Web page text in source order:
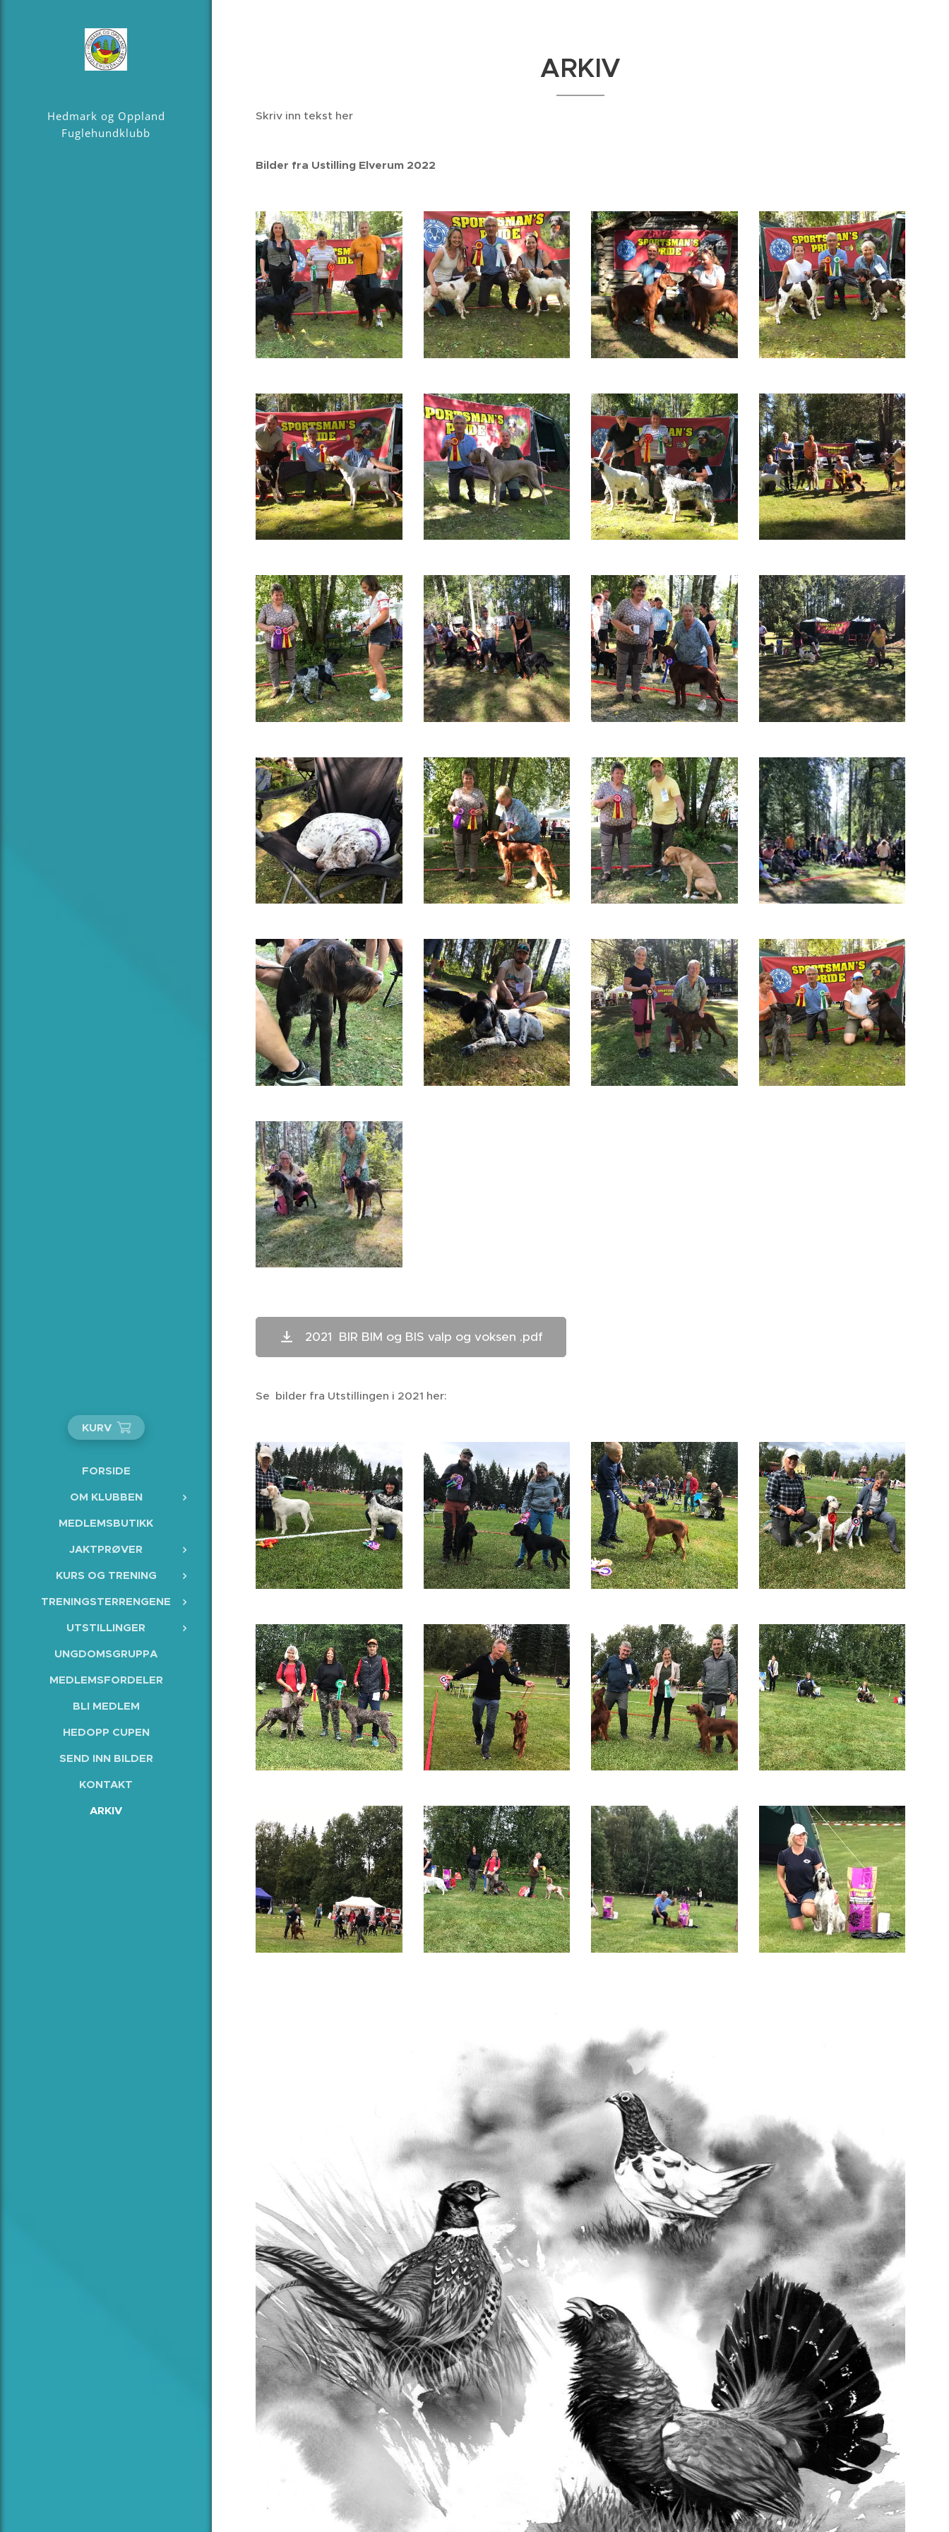
Hedmark og Oppland
Fuglehundklubb
KURV
FORSIDE
OM KLUBBEN
MEDLEMSBUTIKK
JAKTPRØVER
KURS OG TRENING
TRENINGSTERRENGENE
UTSTILLINGER
UNGDOMSGRUPPA
MEDLEMSFORDELER
BLI MEDLEM
HEDOPP CUPEN
SEND INN BILDER
KONTAKT
ARKIV
ARKIV
Skriv inn tekst her
Bilder fra Ustilling Elverum 2022
2021 BIR BIM og BIS valp og voksen .pdf
Se bilder fra Utstillingen i 2021 her: